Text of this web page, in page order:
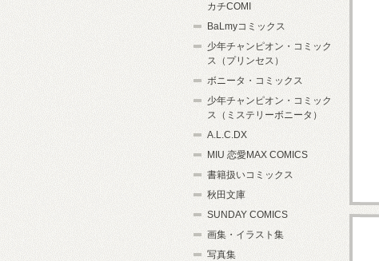
カチCOMI
BaLmyコミックス
少年チャンピオン・コミック
ス（プリンセス）
ボニータ・コミックス
少年チャンピオン・コミック
ス（ミステリーボニータ）
A.L.C.DX
MIU 恋愛MAX COMICS
書籍扱いコミックス
秋田文庫
SUNDAY COMICS
画集・イラスト集
写真集